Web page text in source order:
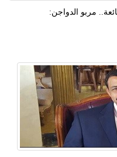
مربو الدواجن: